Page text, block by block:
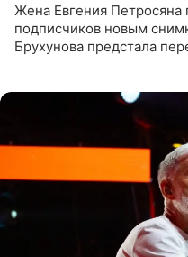
Жена Евгения Петросяна
подписчиков новым
Брухунова предстала